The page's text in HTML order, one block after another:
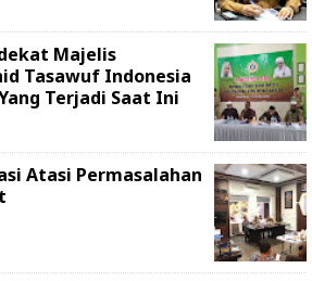
Majelis
Tasawuf Indonesia
Terjadi Saat Ini
Atasi Permasalahan